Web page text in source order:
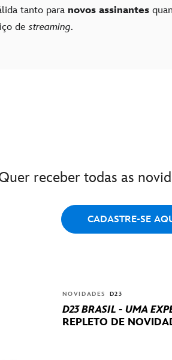
tanto para novos assinantes
destreaming.
receber todas as
CADASTRE-SE
NOVIDADES D23
D23 BRASIL - UMA
REPLETO DE